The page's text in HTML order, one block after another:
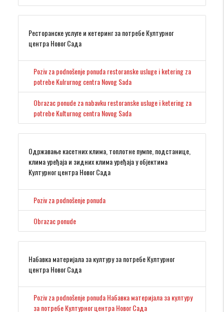
Ресторанске услуге и кетеринг за потребе Културног
центра Новог Сада
Poziv za podnošenje ponuda restoranske usluge i ketering za
potrebe Kulrurnog centra Novog Sada
Obrazac ponude za nabavku restoranske usluge i ketering za
potrebe Kulturnog centra Novog Sada
Одржавање касетних клима, топлотне пумпе, подстанице,
клима уређаја и зидних клима уређаја у објектима
Културног центра Новог Сада
Poziv za podnošenje ponuda
Obrazac ponude
Набавка материјала за културу за потребе Културног
центра Новог Сада
Poziv za podnošenje ponuda Набавка материјала за културу
за потребе Културног центра Новог Сада